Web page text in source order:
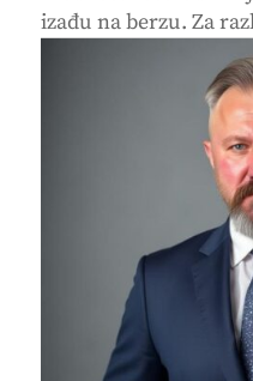
izađu na berzu. Za